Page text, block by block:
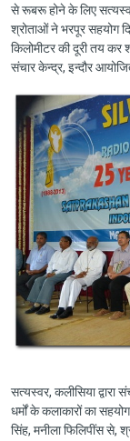
से रूबरू होने के लिए
श्रोताओं ने भरपूर सहयोग
किलोमीटर की दूरी तय कर
संचार केन्द्र, इन्दौर
सत्यस्वर, कलीसिया द्वारा
धर्मों के कलाकारों का
सिंह, मनीला फिलिपींस से,